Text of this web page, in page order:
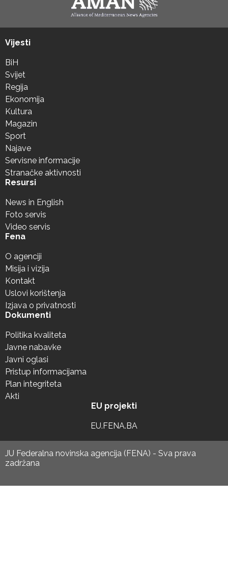
Vijesti
BiH
Svijet
Regija
Ekonomija
Kultura
Magazin
Sport
Najave
Servisne informacije
Stranačke aktivnosti
Resursi
News in English
Foto servis
Video servis
Fena
O agenciji
Misija i vizija
Kontakt
Uslovi korištenja
Izjava o privatnosti
Dokumenti
Politika kvaliteta
Javne nabavke
Javni oglasi
Pristup informacijama
Plan integriteta
Akti
EU projekti
EU.FENA.BA
JU Federalna novinska agencija (FENA) - Sva prava
zadržana